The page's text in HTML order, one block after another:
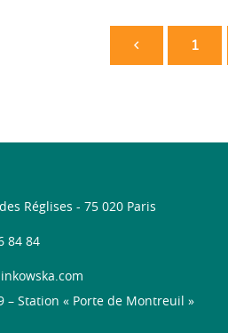
1
Réglises - 75 020 Paris
84 84
– Station « Porte de Montreuil »